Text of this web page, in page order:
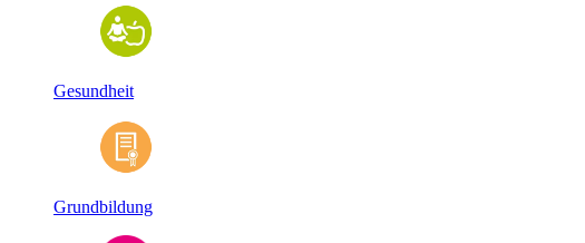
Gesundheit
Grundbildung